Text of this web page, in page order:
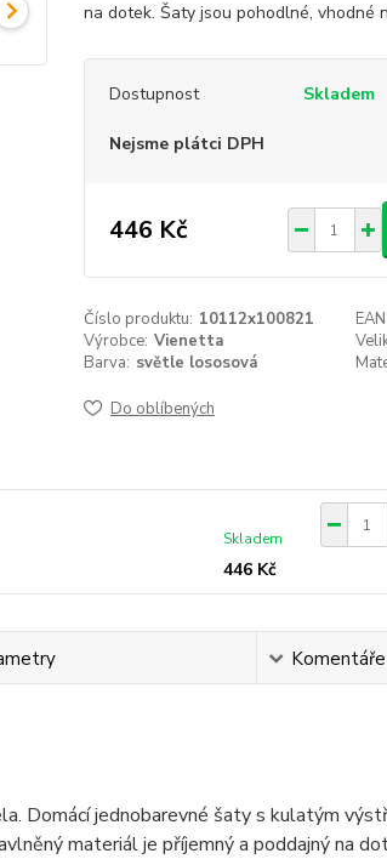
na dotek. Šaty jsou pohodlné, vhodné
Dostupnost Skladem
Nejsme plátci DPH
446 Kč
Číslo produktu: 10112x100821
Výrobce: Vienetta
Barva: světle lososová
Do oblíbených
446 Kč
Skladem
Komentáře
Domácí jednobarevné šaty s kulatým
materiál je příjemný a poddajný na